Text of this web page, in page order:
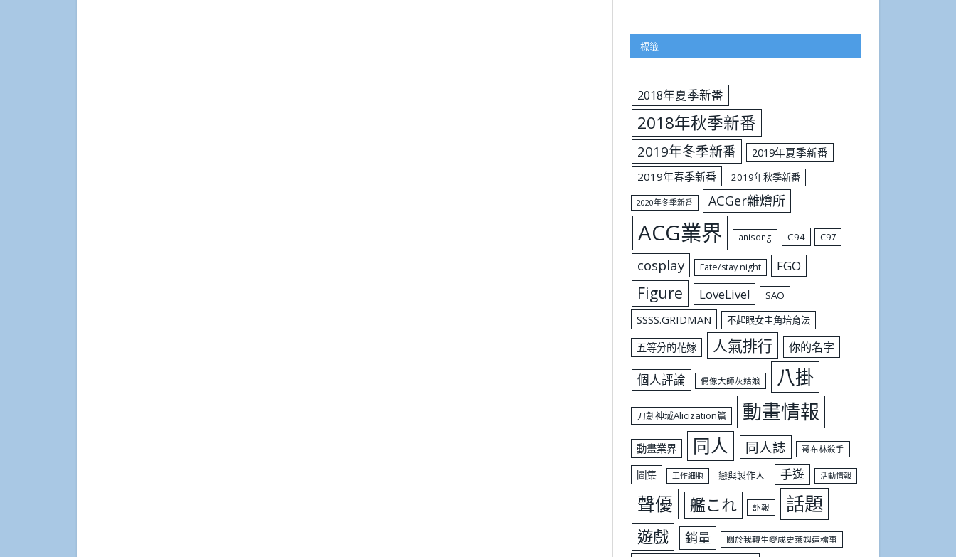
標籤
2018年夏季新番
2018年秋季新番
2019年冬季新番
2019年夏季新番
2019年春季新番
2019年秋季新番
2020年冬季新番 ACGer雜燴所
ACG業界 anisong C94 C97
cosplay Fate/stay night FGO
Figure LoveLive! SAO
SSSS.GRIDMAN 不起眼女主角培育法
五等分的花嫁 人氣排行 你的名字
個人評論 偶像大師灰姑娘 八掛
刀劍神域Alicization篇 動畫情報
動畫業界 同人 同人誌 哥布林殺手
圖集 工作細胞 戀與製作人 手遊 活動情報
聲優 艦これ 訃報 話題
遊戲 銷量 關於我轉生變成史萊姆這檔事